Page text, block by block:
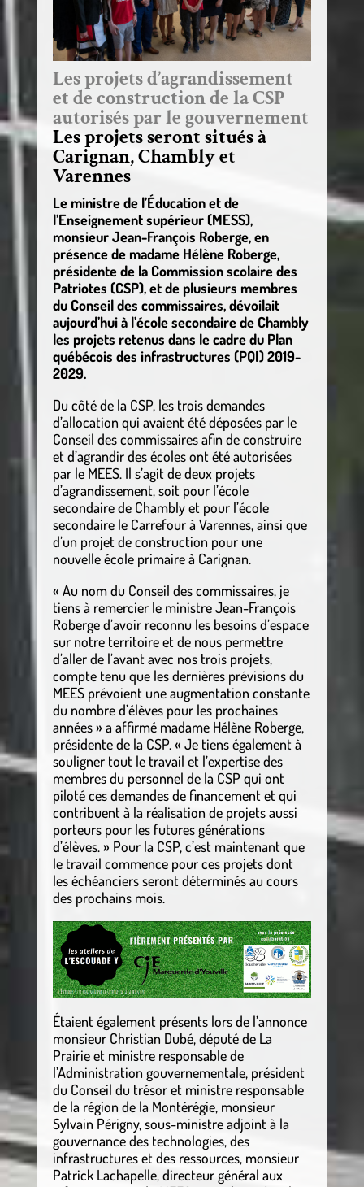
Les projets d’agrandissement
et de construction de la CSP
autorisés par le gouvernement
Les projets seront situés à
Carignan, Chambly et
Varennes
Le ministre de l’Éducation et de
l’Enseignement supérieur (MESS),
monsieur Jean-François Roberge, en
présence de madame Hélène Roberge,
présidente de la Commission scolaire des
Patriotes (CSP), et de plusieurs membres
du Conseil des commissaires, dévoilait
aujourd’hui à l’école secondaire de Chambly
les projets retenus dans le cadre du Plan
québécois des infrastructures (PQI) 2019-
2029.
Du côté de la CSP, les trois demandes
d’allocation qui avaient été déposées par le
Conseil des commissaires afin de construire
et d’agrandir des écoles ont été autorisées
par le MEES. Il s’agit de deux projets
d’agrandissement, soit pour l’école
secondaire de Chambly et pour l’école
secondaire le Carrefour à Varennes, ainsi que
d’un projet de construction pour une
nouvelle école primaire à Carignan.
« Au nom du Conseil des commissaires, je
tiens à remercier le ministre Jean-François
Roberge d’avoir reconnu les besoins d’espace
sur notre territoire et de nous permettre
d’aller de l’avant avec nos trois projets,
compte tenu que les dernières prévisions du
MEES prévoient une augmentation constante
du nombre d’élèves pour les prochaines
années » a affirmé madame Hélène Roberge,
présidente de la CSP. « Je tiens également à
souligner tout le travail et l’expertise des
membres du personnel de la CSP qui ont
piloté ces demandes de financement et qui
contribuent à la réalisation de projets aussi
porteurs pour les futures générations
d’élèves. » Pour la CSP, c’est maintenant que
le travail commence pour ces projets dont
les échéanciers seront déterminés au cours
des prochains mois.
Étaient également présents lors de l’annonce
monsieur Christian Dubé, député de La
Prairie et ministre responsable de
l’Administration gouvernementale, président
du Conseil du trésor et ministre responsable
de la région de la Montérégie, monsieur
Sylvain Périgny, sous-ministre adjoint à la
gouvernance des technologies, des
infrastructures et des ressources, monsieur
Patrick Lachapelle, directeur général aux